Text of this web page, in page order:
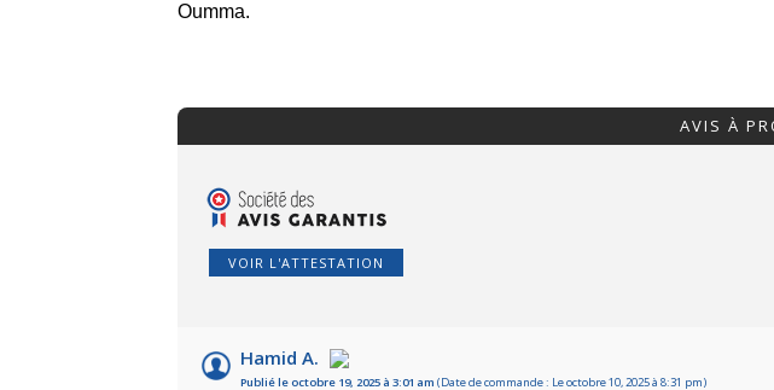
Oumma.
AVIS À
VOIR L'ATTESTATION
Hamid A.
Publié le octobre 19, 2025 à 3:01 am (Date de commande : Le octobre 10, 2025 à 8:31 pm)